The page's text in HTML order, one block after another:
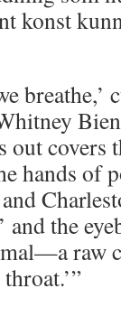
konst
out covers
hands of
the
raw